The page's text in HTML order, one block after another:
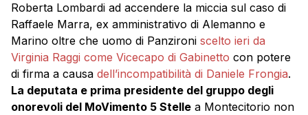
Roberta Lombardi ad accendere la miccia sul caso di
Raffaele Marra, ex amministrativo di Alemanno e
Marino oltre che uomo di Panzironi scelto ieri da
Virginia Raggi come Vicecapo di Gabinetto con potere
di firma a causa dell’incompatibilità di Daniele Frongia.
La deputata e prima presidente del gruppo degli
onorevoli del MoVimento 5 Stelle a Montecitorio non